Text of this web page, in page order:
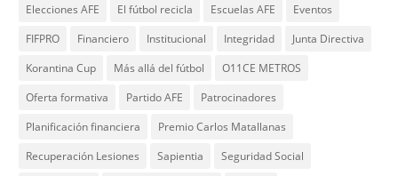
Elecciones AFE
El fútbol recicla Escuelas AFE
Eventos
FIFPRO
Financiero Institucional Integridad
Junta Directiva
Korantina Cup
Más allá del fútbol
O11CE METROS
Oferta formativa
Partido AFE
Patrocinadores
Planificación financiera
Premio Carlos Matallanas
Recuperación Lesiones
Sapientia
Seguridad Social